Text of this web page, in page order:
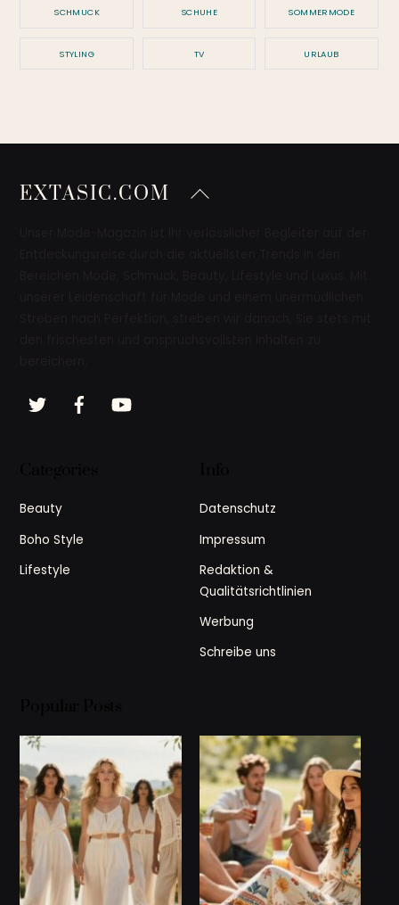
SCHMUCK SCHUHE SOMMERMODE
STYLING TV URLAUB
Back
EXTASIC.COM
Twitter
Beauty
Boho Style
Lifestyle
Datenschutz
Impressum
Redaktion &
Qualitätsrichtlinien
Werbung
Schreibe uns